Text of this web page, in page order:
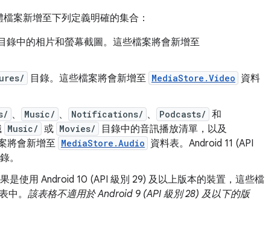
案新增至下列定義明確的集合：
錄中的相片和螢幕截圖。這些檔案將會新增至
目錄。這些檔案將會新增至 MediaStore.Video 資料
、 Music/ 、 Notifications/ 、 Podcasts/ 和
Music/ 或 Movies/ 目錄中的音訊播放清單，以及
將會新增至 MediaStore.Audio 資料表。 Android 11 (API
。
是使用 Android 10 (API 級別 29) 及以上版本的裝置，這些檔
中。 該表格不適用於 Android 9 (API 級別 28) 及以下的版